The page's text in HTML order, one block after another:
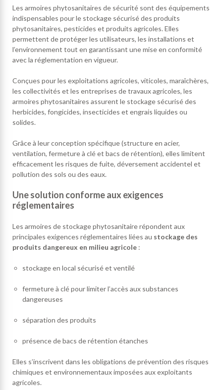
Les armoires phytosanitaires de sécurité sont des équipements
indispensables pour le stockage sécurisé des produits
phytosanitaires, pesticides et produits agricoles. Elles
permettent de protéger les utilisateurs, les installations et
l’environnement tout en garantissant une mise en conformité
avec la réglementation en vigueur.
Conçues pour les exploitations agricoles, viticoles, maraîchères,
les collectivités et les entreprises de travaux agricoles, les
armoires phytosanitaires assurent le stockage sécurisé des
herbicides, fongicides, insecticides et engrais liquides ou
solides.
Grâce à leur conception spécifique (structure en acier,
ventilation, fermeture à clé et bacs de rétention), elles limitent
efficacement les risques de fuite, déversement accidentel et
pollution des sols ou des eaux.
Une solution conforme aux exigences
réglementaires
Les armoires de stockage phytosanitaire répondent aux
principales exigences réglementaires liées au stockage des
produits dangereux en milieu agricole :
stockage en local sécurisé et ventilé
fermeture à clé pour limiter l’accès aux substances
dangereuses
séparation des produits
présence de bacs de rétention étanches
Elles s’inscrivent dans les obligations de prévention des risques
chimiques et environnementaux imposées aux exploitants
agricoles.